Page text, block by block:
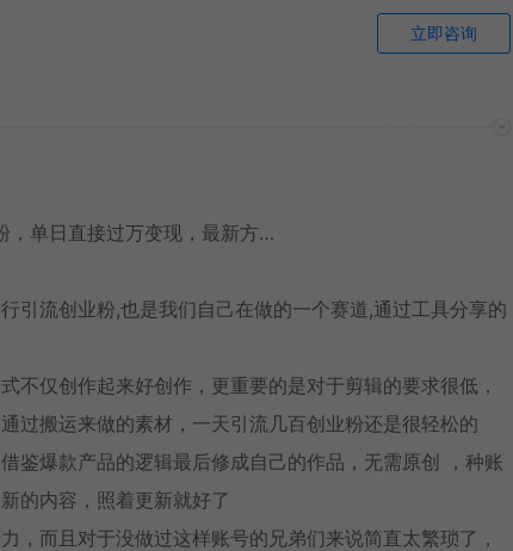
立即咨询
引流创业粉,也是我们自己在做的一个赛道,通过工具分享的
不仅创作起来好创作，更重要的是对于剪辑的要求很低，
过搬运来做的素材，一天引流几百创业粉还是很轻松的
鉴爆款产品的逻辑最后修成自己的作品，无需原创 ，种账
的内容，照着更新就好了
，而且对于没做过这样账号的兄弟们来说简直太繁琐了，